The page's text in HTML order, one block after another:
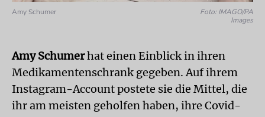
Amy Schumer
Foto: IMAGO/PA
Images
Amy Schumerhat einen Einblick in ihren
Medikamentenschrank gegeben. Auf ihrem
Instagram-Account postete sie die Mittel, die
ihr am meisten geholfen haben, ihre Covid-